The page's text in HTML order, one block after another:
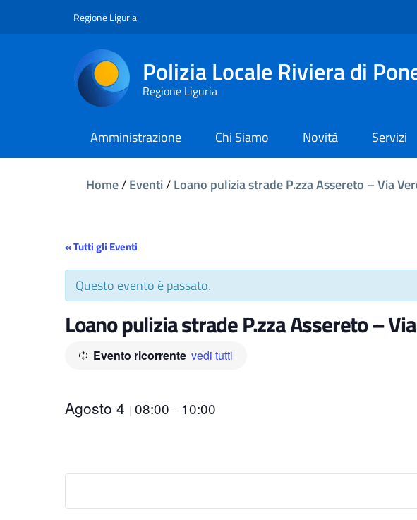
Regione Liguria
Polizia Locale Riviera di
Regione Liguria
Amministrazione Chi Siamo Novità Servizi
Home/Eventi/Loano pulizia strade P.zza Assereto – Via
« Tutti gli Eventi
Questo evento è passato.
Loano pulizia strade P.zza Assereto –
Evento ricorrente vedi tutti
Agosto 4 | 08:00 – 10:00